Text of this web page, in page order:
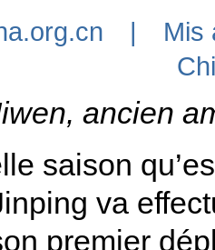
|
ancien
saison
va
premier